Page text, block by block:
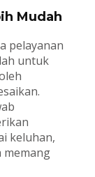
Mudah
pelayanan
untuk
keluhan,
memang